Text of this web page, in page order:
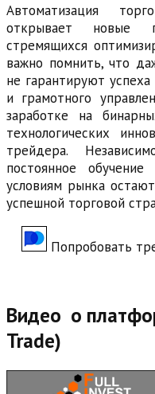
Автоматизация
открывает новые
стремящихся
важно помнить, что
не гарантируют
и грамотного
заработке на
технологических
трейдера.
постоянное
условиям рынка
успешной торговой
Попробовать
Видео о
Trade)